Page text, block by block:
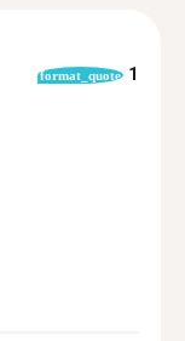
format_quote 1